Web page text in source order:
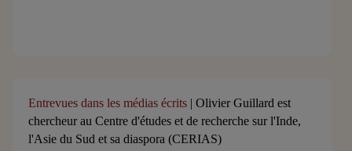
Entrevues dans les médias écrits | Olivier Guillard est
chercheur au Centre d'études et de recherche sur l'Inde,
l'Asie du Sud et sa diaspora (CERIAS)